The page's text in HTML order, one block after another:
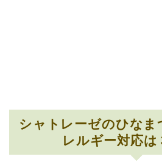
シャトレーゼのひなま
レルギー対応は